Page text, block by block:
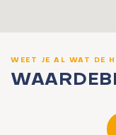
WEET JE AL WAT DE